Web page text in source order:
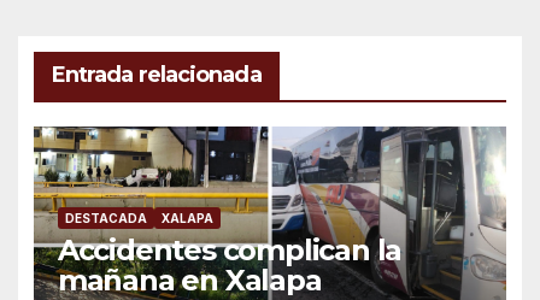
Entrada relacionada
DESTACADA XALAPA
Accidentes complican la
mañana en Xalapa